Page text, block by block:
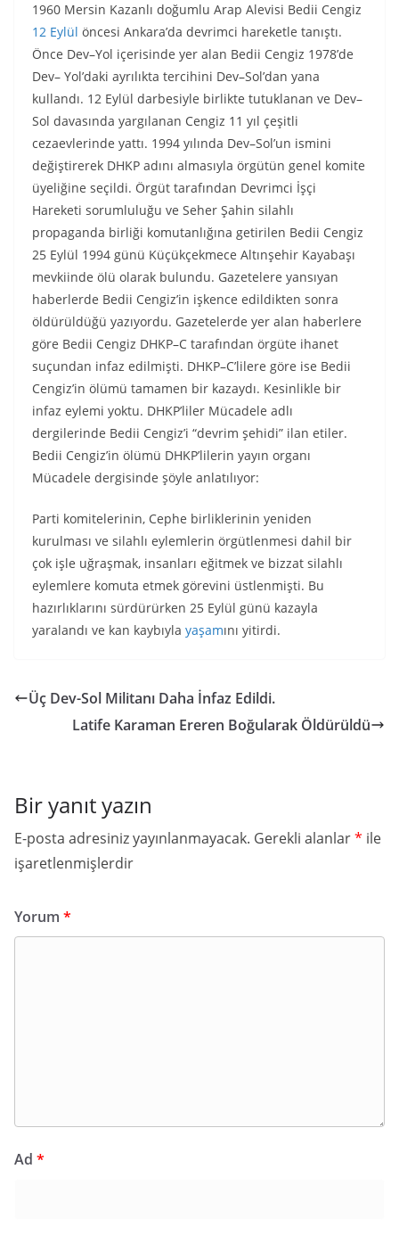
1960 Mersin Kazanlı doğumlu Arap Alevisi Bedii Cengiz
12 Eylül öncesi Ankara’da devrimci hareketle tanıştı.
Önce Dev–Yol içerisinde yer alan Bedii Cengiz 1978’de
Dev– Yol’daki ayrılıkta tercihini Dev–Sol’dan yana
kullandı. 12 Eylül darbesiyle birlikte tutuklanan ve Dev–
Sol davasında yargılanan Cengiz 11 yıl çeşitli
cezaevlerinde yattı. 1994 yılında Dev–Sol’un ismini
değiştirerek DHKP adını almasıyla örgütün genel komite
üyeliğine seçildi. Örgüt tarafından Devrimci İşçi
Hareketi sorumluluğu ve Seher Şahin silahlı
propaganda birliği komutanlığına getirilen Bedii Cengiz
25 Eylül 1994 günü Küçükçekmece Altınşehir Kayabaşı
mevkiinde ölü olarak bulundu. Gazetelere yansıyan
haberlerde Bedii Cengiz’in işkence edildikten sonra
öldürüldüğü yazıyordu. Gazetelerde yer alan haberlere
göre Bedii Cengiz DHKP–C tarafından örgüte ihanet
suçundan infaz edilmişti. DHKP–C’lilere göre ise Bedii
Cengiz’in ölümü tamamen bir kazaydı. Kesinlikle bir
infaz eylemi yoktu. DHKP’liler Mücadele adlı
dergilerinde Bedii Cengiz’i “devrim şehidi” ilan etiler.
Bedii Cengiz’in ölümü DHKP’lilerin yayın organı
Mücadele dergisinde şöyle anlatılıyor:
Parti komitelerinin, Cephe birliklerinin yeniden
kurulması ve silahlı eylemlerin örgütlenmesi dahil bir
çok işle uğraşmak, insanları eğitmek ve bizzat silahlı
eylemlere komuta etmek görevini üstlenmişti. Bu
hazırlıklarını sürdürürken 25 Eylül günü kazayla
yaralandı ve kan kaybıyla yaşamını yitirdi.
Üç Dev-Sol Militanı Daha İnfaz Edildi.
Latife Karaman Ereren Boğularak Öldürüldü
Bir yanıt yazın
E-posta adresiniz yayınlanmayacak. Gerekli alanlar* ile
işaretlenmişlerdir
Yorum *
Ad *